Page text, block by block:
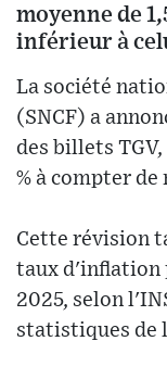
moyenne de
inférieur à
La société
(SNCF) a
des billets TGV,
% à compter de
Cette révision
taux d'inflation
2025, selon
statistiques de